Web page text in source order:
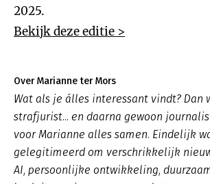
2025.
Bekijk deze editie >
Over Marianne ter Mors
Wat als je álles interessant vindt? Dan
strafjurist... en daarna gewoon
voor Marianne alles samen. Eindelijk
gelegitimeerd om verschrikkelijk
AI, persoonlijke ontwikkeling,